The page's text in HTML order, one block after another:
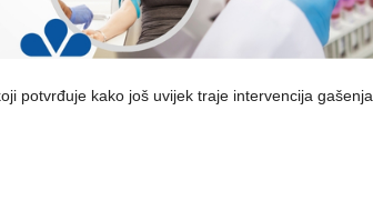
potvrđuje kako još uvijek traje intervencija gašenja.